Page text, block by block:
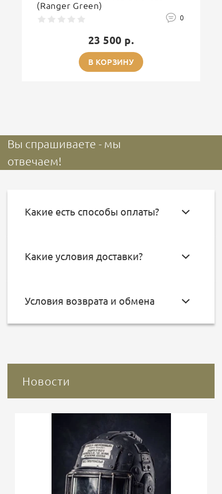
(Ranger Green)
0
23 500 р.
В КОРЗИНУ
Вы спрашиваете - мы
отвечаем!
Какие есть способы оплаты?
Какие условия доставки?
Условия возврата и обмена
Новости